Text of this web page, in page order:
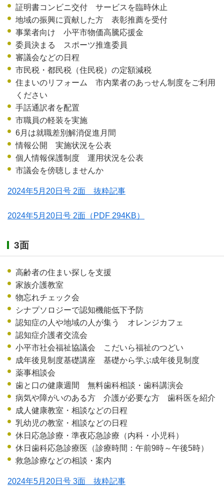
証明書コンビニ交付 サービスを臨時休止
地域の振興に貢献した方 表彰推薦を受付
事業者向け 小平市物価高騰応援金
委員決まる スポーツ推進委員
審議会などの日程
市民税・都民税（住民税）の定額減税
住まいのリフォーム 市内業者のあっせん制度をご利用
ください
手話通訳者を配置
市職員の軽装を実施
6月は就職差別解消促進月間
情報公開 実施状況を公表
個人情報保護制度 運用状況を公表
市議会を傍聴しませんか
2024年5月20日号 2面 抜粋記事
2024年5月20日号 2面 （PDF 294KB）
3面
高齢者の住まい探しを支援
家族介護教室
物忘れチェック会
シナプソロジーで認知機能低下予防
認知症の人や地域の人が集う オレンジカフェ
認知症介護者交流会
小平市社会福祉協議会 こだいら福祉のつどい
成年後見制度基礎講座 基礎から学ぶ成年後見制度
薬事相談会
歯と口の健康週間 無料歯科相談・歯科講演会
病気や障がいのある方 介護が必要な方 歯科医を紹介
成人健康教室・相談などの日程
乳幼児の教室・相談などの日程
休日応急診療・準夜応急診療（内科・小児科）
休日歯科応急診療医（診療時間：午前9時～午後5時）
救急診療などの相談・案内
2024年5月20日号 3面 抜粋記事